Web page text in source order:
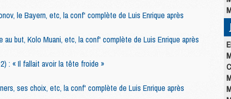
le Bayern, etc, la conf' complète de Luis Enrique après
but, Kolo Muani, etc, la conf' complète de Luis Enrique après
: « Il fallait avoir la tête froide »
ses choix, etc, la conf' complète de Luis Enrique après